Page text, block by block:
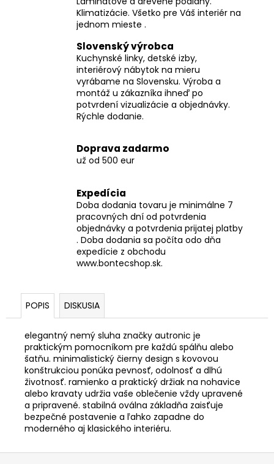
Klimatizácie. Všetko pre Váš interiér na
jednom mieste .
Slovenský výrobca
Kuchynské linky, detské izby,
interiérový nábytok na mieru
vyrábame na Slovensku. Výroba a
montáž u zákazníka ihneď po
potvrdení vizualizácie a objednávky.
Rýchle dodanie.
Doprava zadarmo
už od 500 eur
Expedícia
Doba dodania tovaru je minimálne 7
pracovných dní od potvrdenia
objednávky a potvrdenia prijatej platby
. Doba dodania sa počíta odo dňa
expedície z obchodu
www.bontecshop.sk.
POPIS DISKUSIA
elegantný nemý sluha značky autronic je
praktickým pomocníkom pre každú spálňu alebo
šatňu. minimalistický čierny design s kovovou
konštrukciou ponúka pevnosť, odolnosť a dlhú
životnosť. ramienko a praktický držiak na nohavice
alebo kravaty udržia vaše oblečenie vždy upravené
a pripravené. stabilná oválna základňa zaisťuje
bezpečné postavenie a ľahko zapadne do
moderného aj klasického interiéru.
Z